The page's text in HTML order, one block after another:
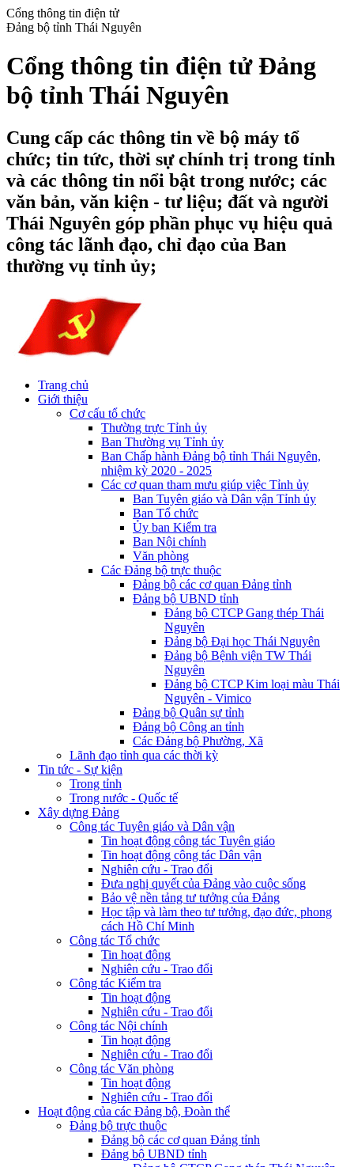
Cổng thông tin điện tử
Đảng bộ tỉnh Thái Nguyên
Cổng thông tin điện tử Đảng
bộ tỉnh Thái Nguyên
Cung cấp các thông tin về bộ máy tổ
chức; tin tức, thời sự chính trị trong tỉnh
và các thông tin nổi bật trong nước; các
văn bản, văn kiện - tư liệu; đất và người
Thái Nguyên góp phần phục vụ hiệu quả
công tác lãnh đạo, chỉ đạo của Ban
thường vụ tỉnh ủy;
Trang chủ
Giới thiệu
Cơ cấu tổ chức
Thường trực Tỉnh ủy
Ban Thường vụ Tỉnh ủy
Ban Chấp hành Đảng bộ tỉnh Thái Nguyên,
nhiệm kỳ 2020 - 2025
Các cơ quan tham mưu giúp việc Tỉnh ủy
Ban Tuyên giáo và Dân vận Tỉnh ủy
Ban Tổ chức
Ủy ban Kiểm tra
Ban Nội chính
Văn phòng
Các Đảng bộ trực thuộc
Đảng bộ các cơ quan Đảng tỉnh
Đảng bộ UBND tỉnh
Đảng bộ CTCP Gang thép Thái
Nguyên
Đảng bộ Đại học Thái Nguyên
Đảng bộ Bệnh viện TW Thái
Nguyên
Đảng bộ CTCP Kim loại màu Thái
Nguyên - Vimico
Đảng bộ Quân sự tỉnh
Đảng bộ Công an tỉnh
Các Đảng bộ Phường, Xã
Lãnh đạo tỉnh qua các thời kỳ
Tin tức - Sự kiện
Trong tỉnh
Trong nước - Quốc tế
Xây dựng Đảng
Công tác Tuyên giáo và Dân vận
Tin hoạt động công tác Tuyên giáo
Tin hoạt động công tác Dân vận
Nghiên cứu - Trao đổi
Đưa nghị quyết của Đảng vào cuộc sống
Bảo vệ nền tảng tư tưởng của Đảng
Học tập và làm theo tư tưởng, đạo đức, phong
cách Hồ Chí Minh
Công tác Tổ chức
Tin hoạt động
Nghiên cứu - Trao đổi
Công tác Kiểm tra
Tin hoạt động
Nghiên cứu - Trao đổi
Công tác Nội chính
Tin hoạt động
Nghiên cứu - Trao đổi
Công tác Văn phòng
Tin hoạt động
Nghiên cứu - Trao đổi
Hoạt động của các Đảng bộ, Đoàn thể
Đảng bộ trực thuộc
Đảng bộ các cơ quan Đảng tỉnh
Đảng bộ UBND tỉnh